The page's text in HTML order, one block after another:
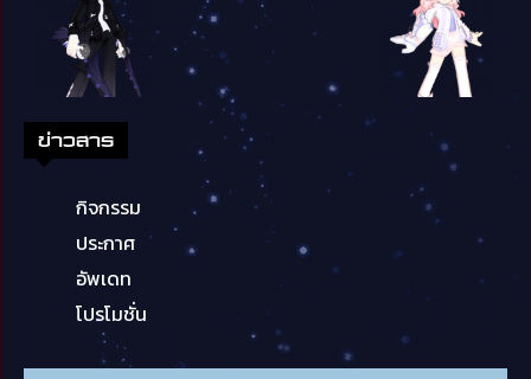
ข่าวสาร
กิจกรรม
ประกาศ
อัพเดท
โปรโมชั่น